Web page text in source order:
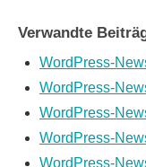
Verwandte
WordPress-
WordPress-
WordPress-
WordPress-
WordPress-